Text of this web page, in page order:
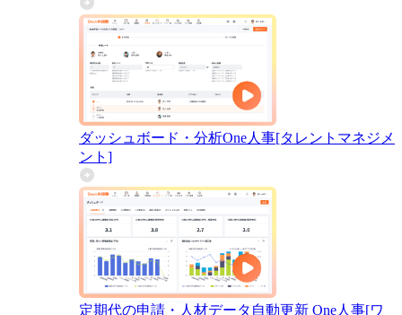
ダッシュボード・分析One人事[タレントマネジメ
ント]
定期代の申請・人材データ自動更新 One人事[ワ